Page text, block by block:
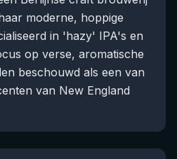
moderne, hoppige
in 'hazy' IPA's en
op verse, aromatische
beschouwd als een van
van New England